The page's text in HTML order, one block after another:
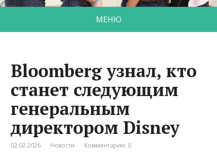
МЕНЮ
Bloomberg узнал, кто
станет следующим
генеральным
директором Disney
02.02.2026 Новости Комментарии: 0